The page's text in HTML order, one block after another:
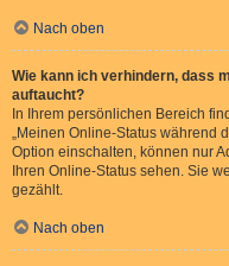
Nach oben
Wie kann ich verhindern, dass
auftaucht?
In Ihrem persönlichen Bereich
„Meinen Online-Status während
Option einschalten, können nur
Ihren Online-Status sehen. Sie
gezählt.
Nach oben